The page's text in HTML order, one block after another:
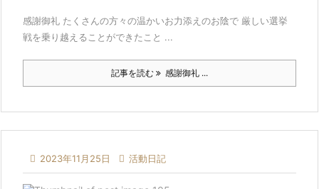
感謝御礼 たくさんの方々の温かいお力添えのお陰で 厳しい選挙
戦を乗り越えることができたこと ...
記事を読む 感謝御礼 ...
 2023年11月25日  活動日記